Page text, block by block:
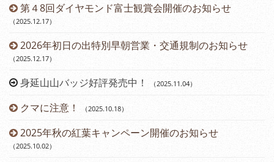
第４8回ダイヤモンド富士観賞会開催のお知らせ
（2025.12.17）
2026年初日の出特別早朝営業・交通規制のお知らせ
（2025.12.17）
身延山山バッジ好評発売中！ （2025.11.04）
クマに注意！ （2025.10.18）
2025年秋の紅葉キャンペーン開催のお知らせ
（2025.10.02）